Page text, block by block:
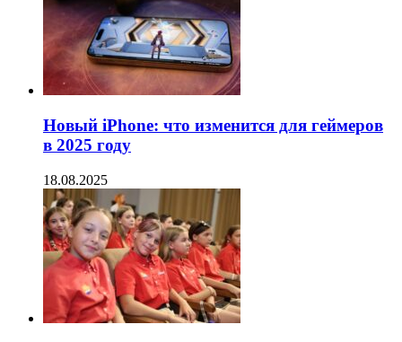
Новый iPhone: что изменится для геймеров
в 2025 году
18.08.2025